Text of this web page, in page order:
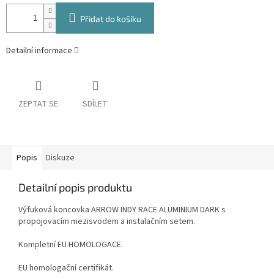
Přidat do košíku
Detailní informace
ZEPTAT SE SDÍLET
Popis Diskuze
Detailní popis produktu
Výfuková koncovka ARROW INDY RACE ALUMINIUM DARK s
propojovacím mezisvodem a instalačním setem.
Kompletní EU HOMOLOGACE.
EU homologační certifikát.